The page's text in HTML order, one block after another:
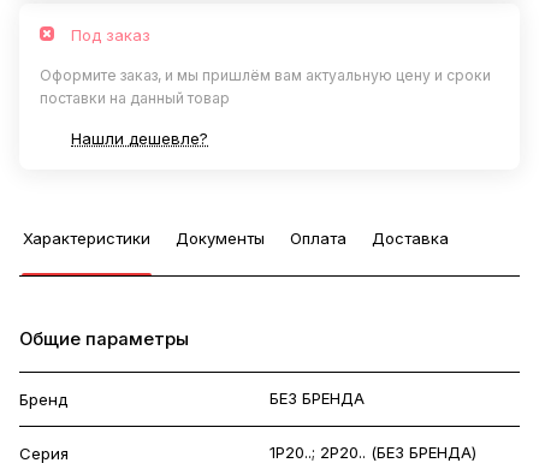
Под заказ
Оформите заказ, и мы пришлём вам актуальную цену и сроки
поставки на данный товар
Нашли дешевле?
Характеристики Документы Оплата Доставка
Общие параметры
Бренд БЕЗ БРЕНДА
Серия 1Р20..; 2Р20.. (БЕЗ БРЕНДА)